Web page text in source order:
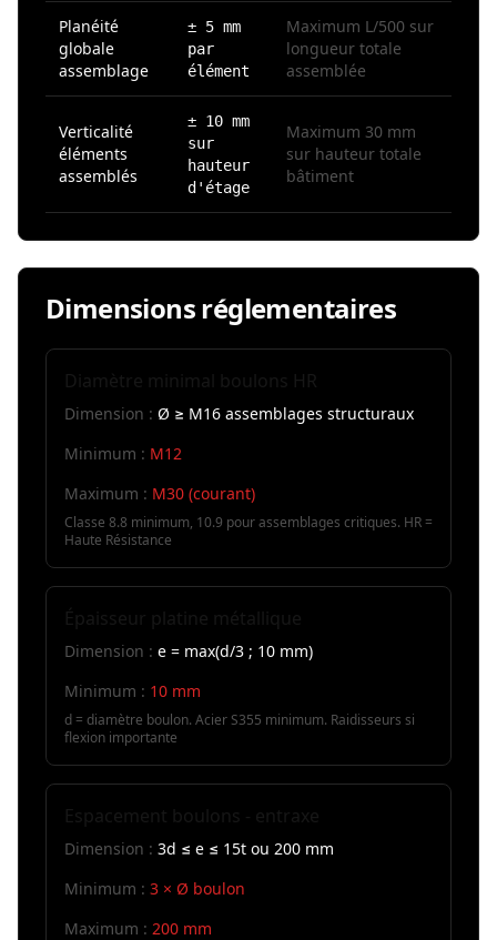
Planéité
globale
assemblage
± 5 mm
par
élément
Maximum L/500 sur
longueur totale
assemblée
Verticalité
éléments
assemblés
± 10 mm
sur
hauteur
d'étage
Maximum 30 mm
sur hauteur totale
bâtiment
Dimensions réglementaires
Dimension : Ø ≥ M16 assemblages structuraux
Minimum : M12
Maximum : M30 (courant)
Classe 8.8 minimum, 10.9 pour assemblages critiques. HR =
Haute Résistance
Dimension : e = max(d/3 ; 10 mm)
Minimum : 10 mm
d = diamètre boulon. Acier S355 minimum. Raidisseurs si
flexion importante
Dimension : 3d ≤ e ≤ 15t ou 200 mm
Minimum : 3 × Ø boulon
Maximum : 200 mm